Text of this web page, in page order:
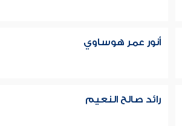
أنور عمر هوساوي
رائد صالح النعيم